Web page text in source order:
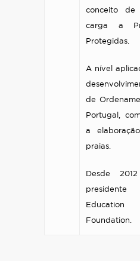
conceito de
carga a
Protegidas.
A nível
de
Portugal,
a
praias.
Desde
Foundation.